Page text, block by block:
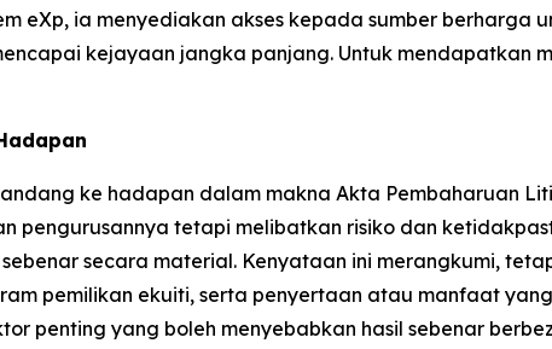
eXp, ia menyediakan akses kepada sumber berharga
kejayaan jangka panjang. Untuk mendapatkan
ke hadapan dalam makna Akta Pembaharuan
pengurusannya tetapi melibatkan risiko dan
secara material. Kenyataan ini merangkumi,
pemilikan ekuiti, serta penyertaan atau manfaat
penting yang boleh menyebabkan hasil sebenar